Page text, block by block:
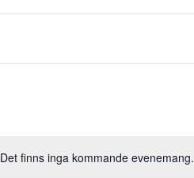
Det finns inga kommande evenemang.